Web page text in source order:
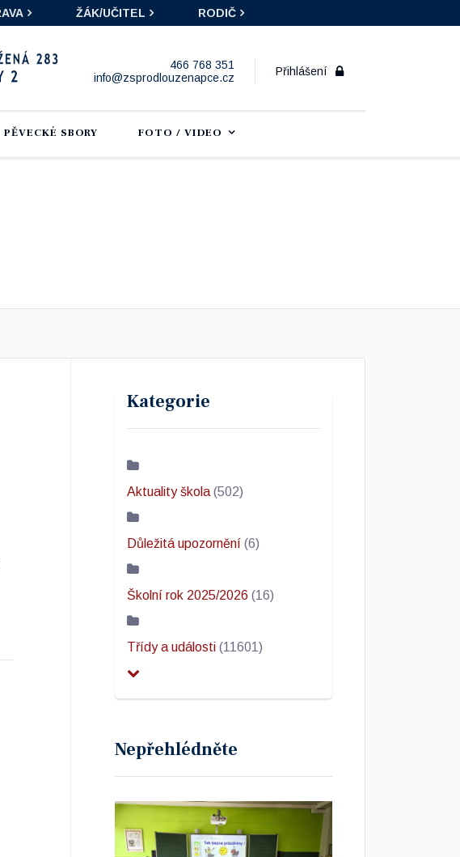
ŽÁK/UČITEL RODIČ
Přihlášení
466 768 351
info@zsprodlouzenapce.cz
PĚVECKÉ SBORY FOTO / VIDEO
Kategorie
Aktuality škola (502)
Důležitá upozornění (6)
Školní rok 2025/2026 (16)
Třídy a události (11601)
Nepřehlédněte